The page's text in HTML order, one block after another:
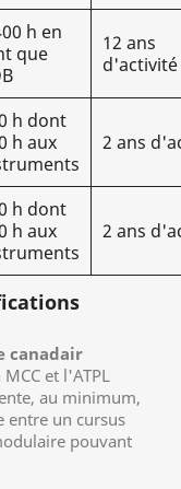
h en
que
12 ans
d'activité
h dont
h aux
2 ans
h dont
h aux
2 ans
canadair
et l'ATPL
au minimum,
entre un cursus
pouvant